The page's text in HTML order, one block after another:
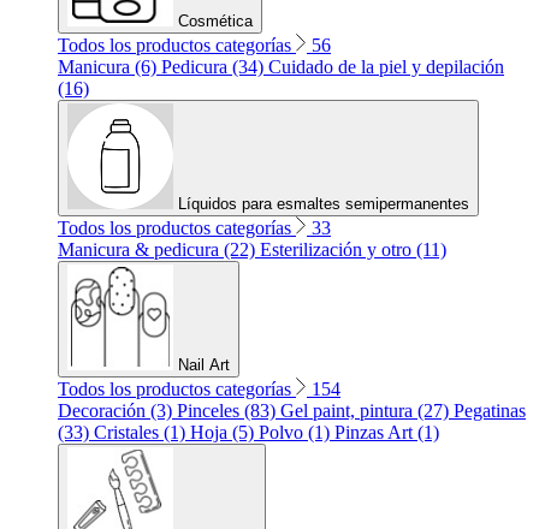
Cosmética
Todos los productos categorías
56
Manicura (6) Pedicura (34) Cuidado de la piel y depilación
(16)
Líquidos para esmaltes semipermanentes
Todos los productos categorías
33
Manicura & pedicura (22) Esterilización y otro (11)
Nail Art
Todos los productos categorías
154
Decoración (3) Pinceles (83) Gel paint, pintura (27) Pegatinas
(33) Cristales (1) Hoja (5) Polvo (1) Pinzas Art (1)